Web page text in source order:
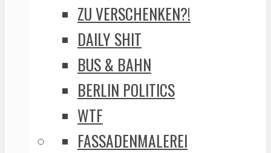
ZU VERSCHENKEN?!
DAILY SHIT
BUS & BAHN
BERLIN POLITICS
WTF
FASSADENMALEREI